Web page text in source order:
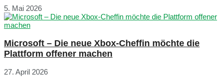
5. Mai 2026
Microsoft – Die neue Xbox-Cheffin möchte die
Plattform offener machen
27. April 2026